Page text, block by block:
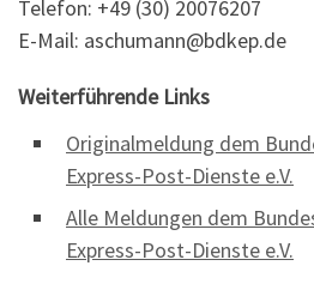
Telefon: +49 (30) 20076207
E-Mail: aschumann@bdkep.de
Weiterführende Links
Originalmeldung dem
Express-Post-Dienste e.V.
Alle Meldungen dem
Express-Post-Dienste e.V.